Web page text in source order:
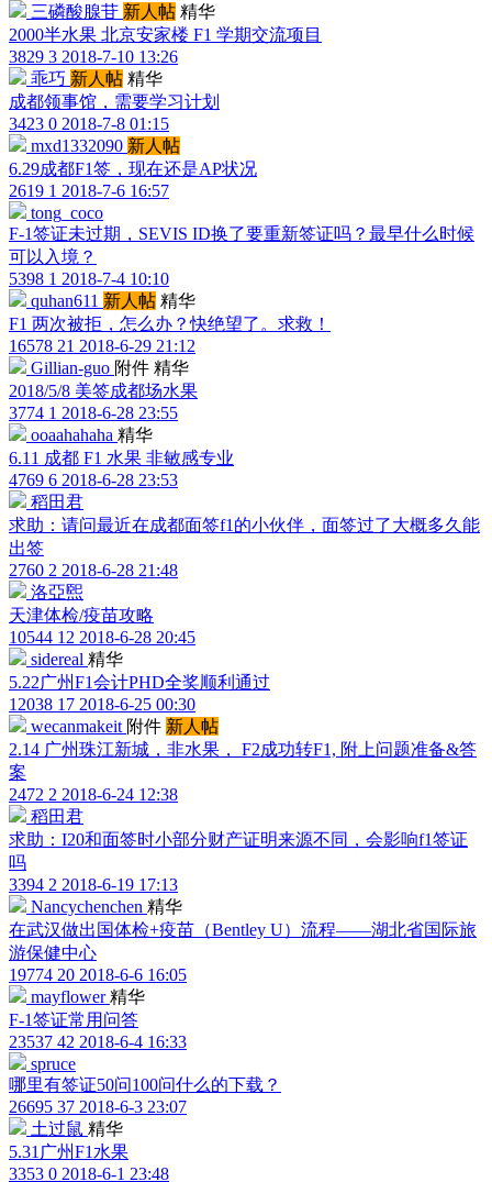
三磷酸腺苷 新人帖 精华
2000半水果 北京安家楼 F1 学期交流项目
3829 3 2018-7-10 13:26
乖巧 新人帖 精华
成都领事馆，需要学习计划
3423 0 2018-7-8 01:15
mxd1332090 新人帖
6.29成都F1签，现在还是AP状况
2619 1 2018-7-6 16:57
tong_coco
F-1签证未过期，SEVIS ID换了要重新签证吗？最早什么时候
可以入境？
5398 1 2018-7-4 10:10
quhan611 新人帖 精华
F1 两次被拒，怎么办？快绝望了。求救！
16578 21 2018-6-29 21:12
Gillian-guo 附件 精华
2018/5/8 美签成都场水果
3774 1 2018-6-28 23:55
ooaahahaha 精华
6.11 成都 F1 水果 非敏感专业
4769 6 2018-6-28 23:53
稻田君
求助：请问最近在成都面签f1的小伙伴，面签过了大概多久能
出签
2760 2 2018-6-28 21:48
洛亞煕
天津体检/疫苗攻略
10544 12 2018-6-28 20:45
sidereal 精华
5.22广州F1会计PHD全奖顺利通过
12038 17 2018-6-25 00:30
wecanmakeit 附件 新人帖
2.14 广州珠江新城，非水果， F2成功转F1, 附上问题准备&答
案
2472 2 2018-6-24 12:38
稻田君
求助：I20和面签时小部分财产证明来源不同，会影响f1签证
吗
3394 2 2018-6-19 17:13
Nancychenchen 精华
在武汉做出国体检+疫苗（Bentley U）流程——湖北省国际旅
游保健中心
19774 20 2018-6-6 16:05
mayflower 精华
F-1签证常用问答
23537 42 2018-6-4 16:33
spruce
哪里有签证50问100问什么的下载？
26695 37 2018-6-3 23:07
土过鼠 精华
5.31广州F1水果
3353 0 2018-6-1 23:48